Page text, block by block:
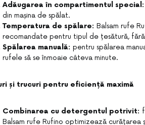
Adăugarea în compartimentul special:
din mașina de spălat.
Temperatura de spălare: Balsam rufe
recomandate pentru tipul de țesătură,
Spălarea manuală: pentru spălarea
rufele să se înmoaie câteva minute.
și trucuri pentru eficiență maximă
Combinarea cu detergentul potrivit:
Balsam rufe Rufino optimizează curățarea